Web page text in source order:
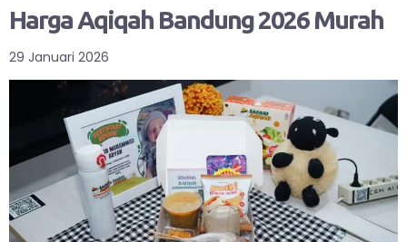
Harga Aqiqah Bandung 2026 Murah
29 Januari 2026